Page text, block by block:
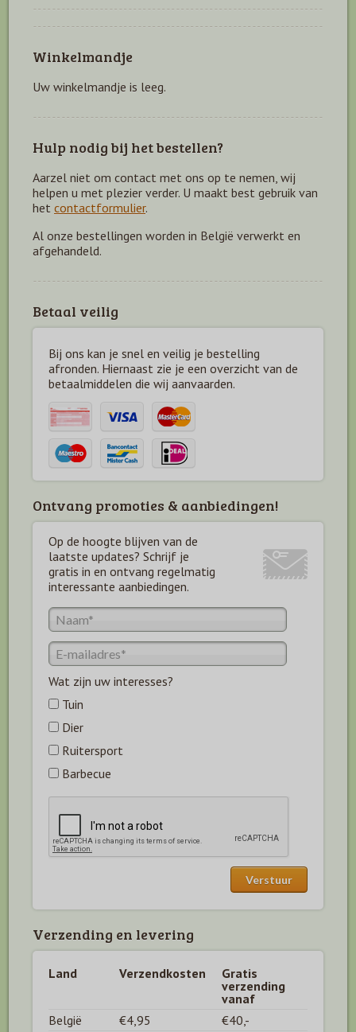
Winkelmandje
Uw winkelmandje is leeg.
Hulp nodig bij het bestellen?
Aarzel niet om contact met ons op te nemen, wij
helpen u met plezier verder. U maakt best gebruik van
het contactformulier.
Al onze bestellingen worden in België verwerkt en
afgehandeld.
Betaal veilig
Bij ons kan je snel en veilig je bestelling
afronden. Hiernaast zie je een overzicht van de
betaalmiddelen die wij aanvaarden.
Ontvang promoties & aanbiedingen!
Op de hoogte blijven van de
laatste updates? Schrijf je
gratis in en ontvang regelmatig
interessante aanbiedingen.
Wat zijn uw interesses?
Tuin
Dier
Ruitersport
Barbecue
Verzending en levering
Land Verzendkosten
Gratis
verzending
vanaf
België
€4,95
€40,-